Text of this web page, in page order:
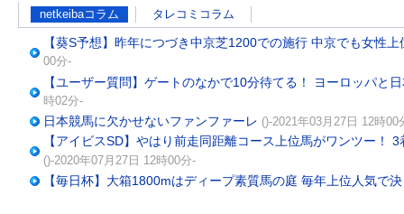
netkeibaコラム タレコミコラム
【葵S予想】昨年につづき中京芝1200での施行 中京でも女性
00分-
【ユーザー質問】ゲートのなかで10分待てる！ ヨーロッパと
時02分-
日本競馬に欠かせないファンファーレ ()-2021年03月27日 12時00
【アイビスSD】やはり前走同距離コース上位馬がワンツー！
()-2020年07月27日 12時00分-
【毎日杯】大箱1800mはディープ素質馬の庭 毎年上位人気で